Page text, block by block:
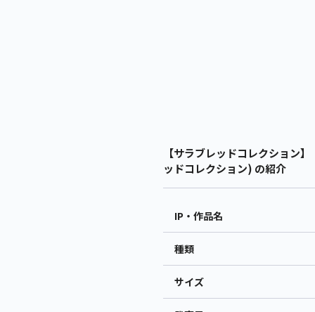
【サラブレッドコレクション
ッドコレクション) の紹介
IP・作品名
種類
サイズ